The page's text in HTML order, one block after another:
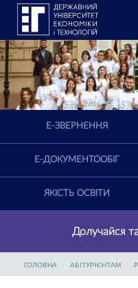
E-ЗВЕРНЕННЯ
Е-ДОКУМЕНТООБІГ
ЯКІСТЬ ОСВІТИ
Долучайся
ГОЛОВНА АБІТУРІЄНТАМ